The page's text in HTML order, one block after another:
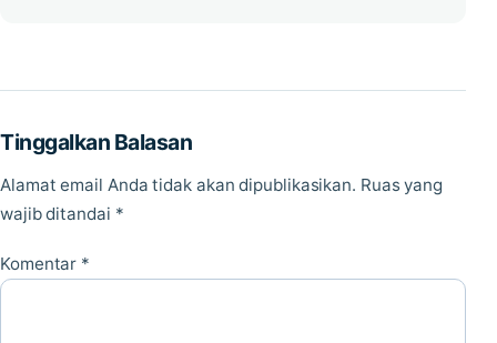
Tinggalkan Balasan
Alamat email Anda tidak akan dipublikasikan. Ruas yang
wajib ditandai *
Komentar *